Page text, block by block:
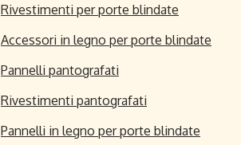
Rivestimenti per porte blindate
Accessori in legno per porte blindate
Pannelli pantografati
Rivestimenti pantografati
Pannelli in legno per porte blindate